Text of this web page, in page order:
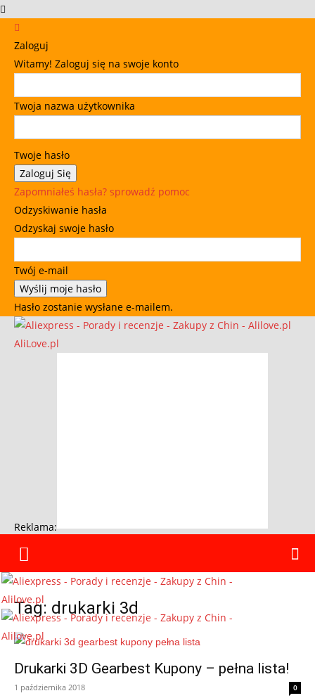
Zaloguj
Witamy! Zaloguj się na swoje konto
Twoja nazwa użytkownika
Twoje hasło
Zapomniałeś hasła? sprowadź pomoc
Odzyskiwanie hasła
Odzyskaj swoje hasło
Twój e-mail
Hasło zostanie wysłane e-mailem.
AliLove.pl
Reklama:
Tag: drukarki 3d
Drukarki 3D Gearbest Kupony – pełna lista!
1 października 2018 0